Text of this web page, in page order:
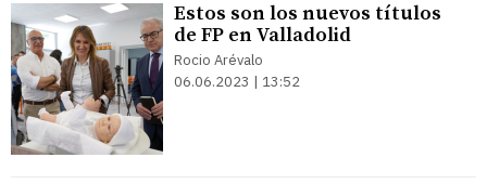
Estos son los nuevos títulos
de FP en Valladolid
Rocio Arévalo
06.06.2023 | 13:52